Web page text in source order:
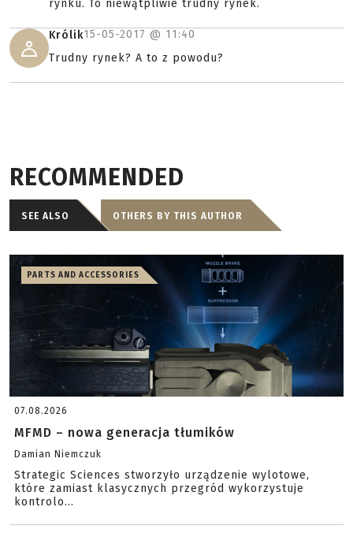
rynku. To niewątpliwie trudny rynek.
Królik15-05-2017 @ 11:40
Trudny rynek? A to z powodu?
RECOMMENDED
SEE ALSO OTHERS BY THIS AUTHOR
PARTS AND ACCESSORIES
07.08.2026
MFMD – nowa generacja tłumików
Damian Niemczuk
Strategic Sciences stworzyło urządzenie wylotowe,
które zamiast klasycznych przegród wykorzystuje
kontrolo...